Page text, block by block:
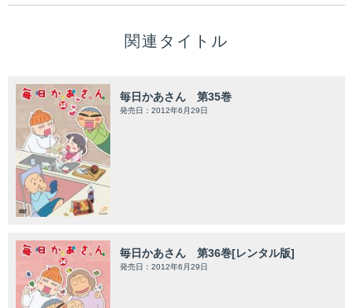
関連タイトル
毎日かあさん 第35巻
発売日：2012年6月29日
毎日かあさん 第36巻[レンタル版]
発売日：2012年6月29日